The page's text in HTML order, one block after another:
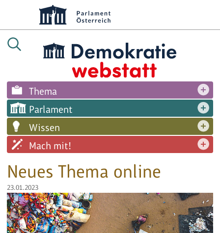
Thema
Parlament
Wissen
Mach mit!
Neues Thema online
23.01.2023